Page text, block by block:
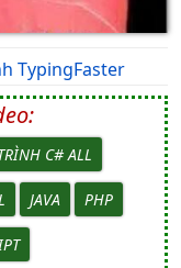
TypingFaster
C# ALL
JAVA PHP